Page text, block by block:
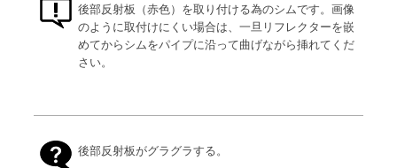
後部反射板（赤色）を取り付ける為のシムです。画像
のように取付けにくい場合は、一旦リフレクターを嵌
めてからシムをパイプに沿って曲げながら挿れてくだ
さい。
後部反射板がグラグラする。